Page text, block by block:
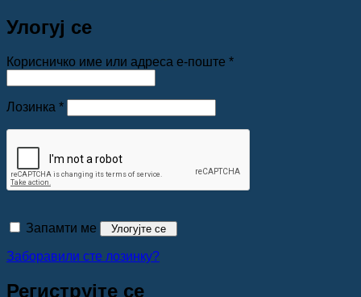
Улогуј се
Корисничко име или адреса е-поште *Обавезно
Лозинка *Обавезно
Запамти ме Улогујте се
Заборавили сте лозинку?
Региструјте се